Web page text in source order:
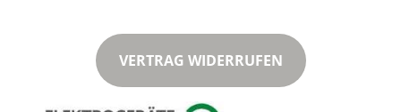
VERTRAG WIDERRUFEN